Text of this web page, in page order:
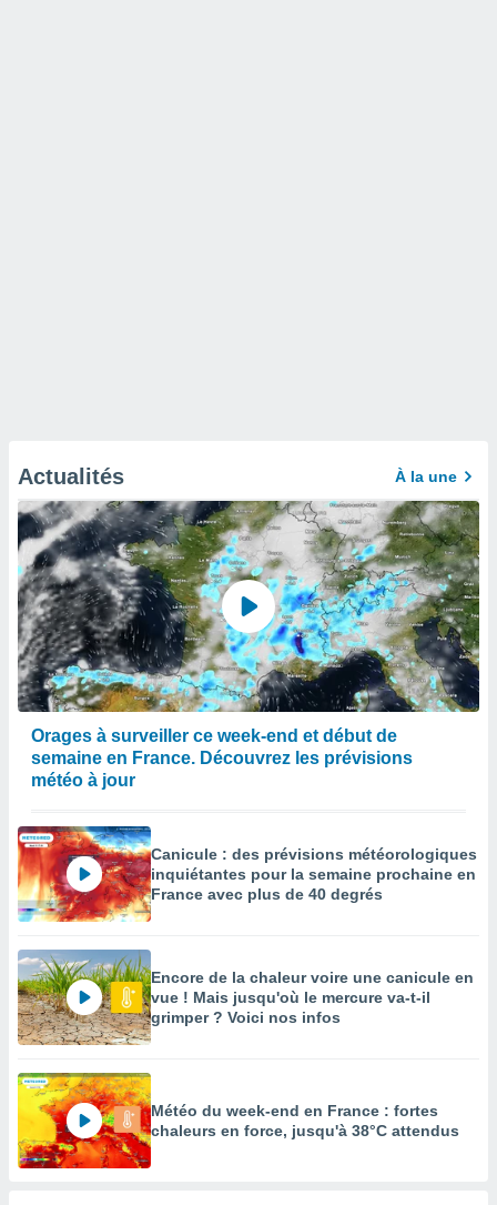
Actualités À la une
Orages à surveiller ce week-end et début de
semaine en France. Découvrez les prévisions
météo à jour
Canicule : des prévisions météorologiques
inquiétantes pour la semaine prochaine en
France avec plus de 40 degrés
Encore de la chaleur voire une canicule en
vue ! Mais jusqu'où le mercure va-t-il
grimper ? Voici nos infos
Météo du week-end en France : fortes
chaleurs en force, jusqu'à 38°C attendus